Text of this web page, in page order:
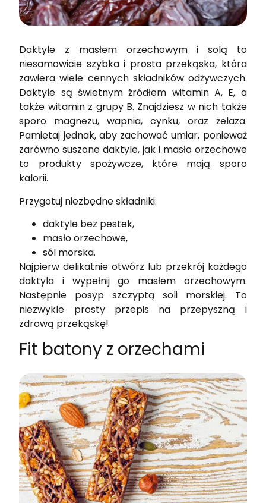
Daktyle z masłem orzechowym i solą to
niesamowicie szybka i prosta przekąska, która
zawiera wiele cennych składników odżywczych.
Daktyle są świetnym źródłem witamin A, E, a
także witamin z grupy B. Znajdziesz w nich także
sporo magnezu, wapnia, cynku, oraz żelaza.
Pamiętaj jednak, aby zachować umiar, ponieważ
zarówno suszone daktyle, jak i masło orzechowe
to produkty spożywcze, które mają sporo
kalorii.
Przygotuj niezbędne składniki:
daktyle bez pestek,
masło orzechowe,
sól morska.
Najpierw delikatnie otwórz lub przekrój każdego
daktyla i wypełnij go masłem orzechowym.
Następnie posyp szczyptą soli morskiej. To
niezwykle prosty przepis na przepyszną i
zdrową przekąskę!
Fit batony z orzechami